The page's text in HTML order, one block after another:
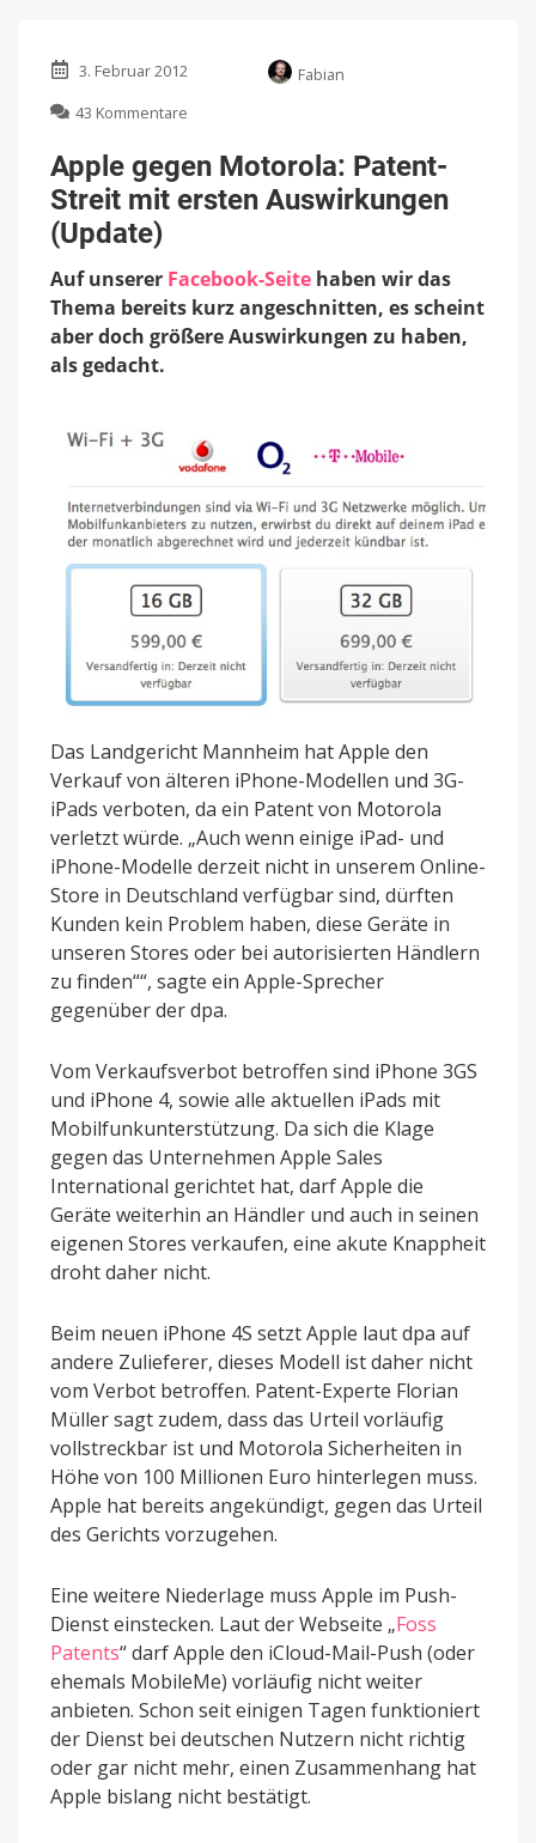
3. Februar 2012
Fabian
43 Kommentare
gegen
Motorola:
Patent-
ersten
(Update)
Apple gegen Motorola: Patent-
Streit mit ersten Auswirkungen
(Update)
Auf unserer Facebook-Seite haben wir das
Thema bereits kurz angeschnitten, es scheint
aber doch größere Auswirkungen zu haben,
als gedacht.
Das Landgericht Mannheim hat Apple den
Verkauf von älteren iPhone-Modellen und 3G-
iPads verboten, da ein Patent von Motorola
verletzt würde. „Auch wenn einige iPad- und
iPhone-Modelle derzeit nicht in unserem Online-
Store in Deutschland verfügbar sind, dürften
Kunden kein Problem haben, diese Geräte in
unseren Stores oder bei autorisierten Händlern
zu finden““, sagte ein Apple-Sprecher
gegenüber der dpa.
Vom Verkaufsverbot betroffen sind iPhone 3GS
und iPhone 4, sowie alle aktuellen iPads mit
Mobilfunkunterstützung. Da sich die Klage
gegen das Unternehmen Apple Sales
International gerichtet hat, darf Apple die
Geräte weiterhin an Händler und auch in seinen
eigenen Stores verkaufen, eine akute Knappheit
droht daher nicht.
Beim neuen iPhone 4S setzt Apple laut dpa auf
andere Zulieferer, dieses Modell ist daher nicht
vom Verbot betroffen. Patent-Experte Florian
Müller sagt zudem, dass das Urteil vorläufig
vollstreckbar ist und Motorola Sicherheiten in
Höhe von 100 Millionen Euro hinterlegen muss.
Apple hat bereits angekündigt, gegen das Urteil
des Gerichts vorzugehen.
Eine weitere Niederlage muss Apple im Push-
Dienst einstecken. Laut der Webseite „Foss
Patents“ darf Apple den iCloud-Mail-Push (oder
ehemals MobileMe) vorläufig nicht weiter
anbieten. Schon seit einigen Tagen funktioniert
der Dienst bei deutschen Nutzern nicht richtig
oder gar nicht mehr, einen Zusammenhang hat
Apple bislang nicht bestätigt.